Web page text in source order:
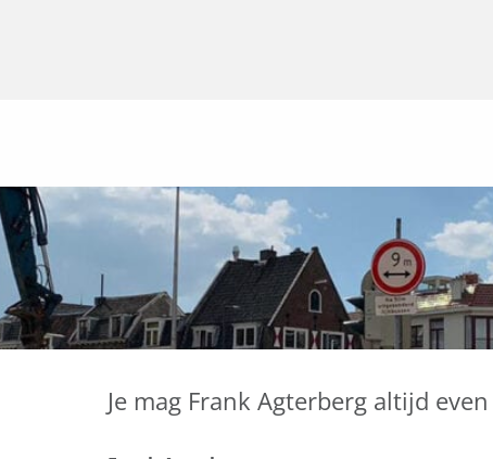
Je mag Frank Agterberg altijd